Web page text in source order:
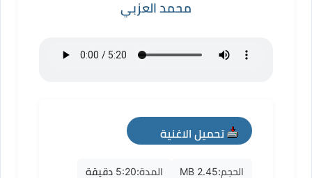
محمد العزبي
تحميل الاغنية
mp3
الحجم:2.45 MB المدة:5:20 دقيقة